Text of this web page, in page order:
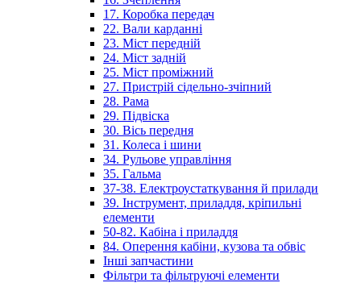
17. Коробка передач
22. Вали карданні
23. Міст передній
24. Міст задній
25. Міст проміжний
27. Пристрій сідельно-зчіпний
28. Рама
29. Підвіска
30. Вісь передня
31. Колеса і шини
34. Рульове управління
35. Гальма
37-38. Електроустаткування й прилади
39. Інструмент, приладдя, кріпильні
елементи
50-82. Кабіна і приладдя
84. Оперення кабіни, кузова та обвіс
Інші запчастини
Фільтри та фільтруючі елементи